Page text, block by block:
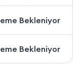
Bekleniyor
Bekleniyor